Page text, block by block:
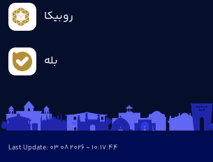
روبیکا
بله
Last Update: 03 08 2026 - 10:17:44